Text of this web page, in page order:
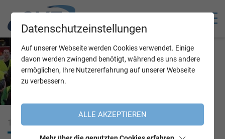
16.07.2021
Datenschutzeinstellungen
Auf unserer Webseite werden Cookies verwendet. Einige
davon werden zwingend benötigt, während es uns andere
ermöglichen, Ihre Nutzererfahrung auf unserer Webseite
zu verbessern.
ALLE AKZEPTIEREN